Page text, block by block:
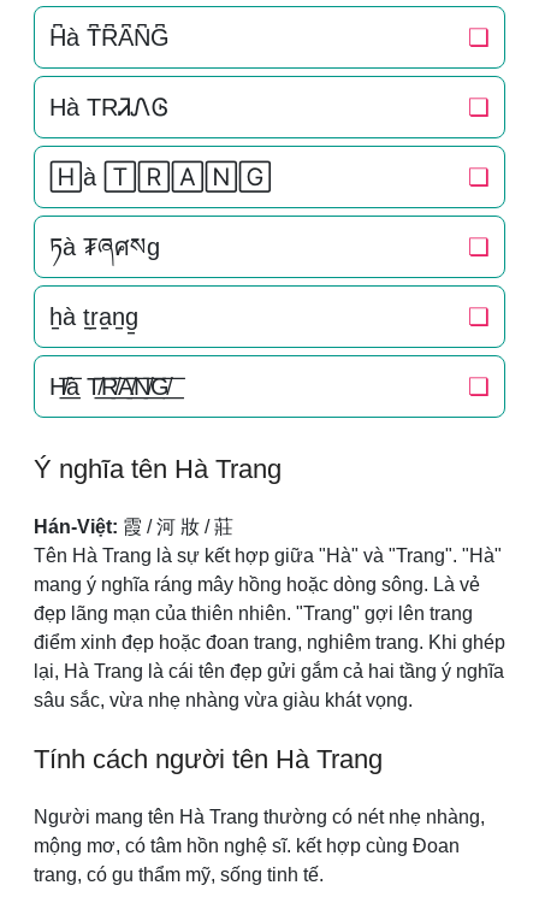
H͆à T͆R͆A͆N͆G͆ ❏
Hà TRᏘᏁᎶ ❏
🄷à 🅃🅁🄰🄽🄶 ❏
ཏà ₮ཞศསg ❏
h̠à t̠r̠a̠n̠g̠ ❏
H̸͟͞à T̸͟͞R̸͟͞A̸͟͞N̸͟͞G̸͟͞ ❏
Ý nghĩa tên Hà Trang
Hán-Việt: 霞 / 河 妝 / 莊
Tên Hà Trang là sự kết hợp giữa "Hà" và "Trang". "Hà"
mang ý nghĩa ráng mây hồng hoặc dòng sông. Là vẻ
đẹp lãng mạn của thiên nhiên. "Trang" gợi lên trang
điểm xinh đẹp hoặc đoan trang, nghiêm trang. Khi ghép
lại, Hà Trang là cái tên đẹp gửi gắm cả hai tầng ý nghĩa
sâu sắc, vừa nhẹ nhàng vừa giàu khát vọng.
Tính cách người tên Hà Trang
Người mang tên Hà Trang thường có nét nhẹ nhàng,
mộng mơ, có tâm hồn nghệ sĩ. kết hợp cùng Đoan
trang, có gu thẩm mỹ, sống tinh tế.